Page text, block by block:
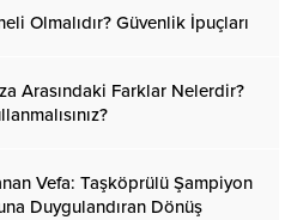
Olmalıdır? Güvenlik İpuçları
Arasındaki Farklar Nelerdir?
Vefa: Taşköprülü Şampiyon
Duygulandıran Dönüş